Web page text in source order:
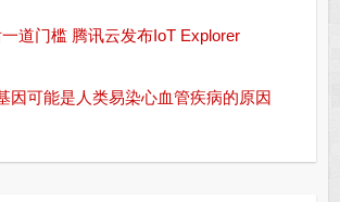
道门槛 腾讯云发布IoT Explorer
因可能是人类易染心血管疾病的原因